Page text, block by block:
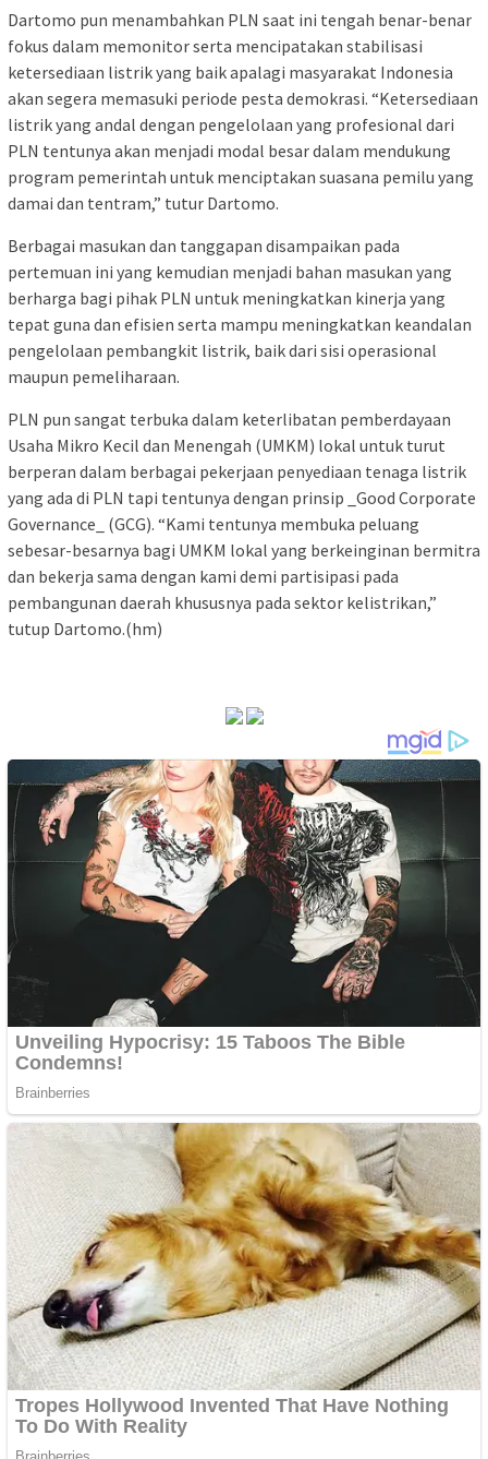
Dartomo pun menambahkan PLN saat ini tengah benar-benar
fokus dalam memonitor serta mencipatakan stabilisasi
ketersediaan listrik yang baik apalagi masyarakat Indonesia
akan segera memasuki periode pesta demokrasi. “Ketersediaan
listrik yang andal dengan pengelolaan yang profesional dari
PLN tentunya akan menjadi modal besar dalam mendukung
program pemerintah untuk menciptakan suasana pemilu yang
damai dan tentram,” tutur Dartomo.
Berbagai masukan dan tanggapan disampaikan pada
pertemuan ini yang kemudian menjadi bahan masukan yang
berharga bagi pihak PLN untuk meningkatkan kinerja yang
tepat guna dan efisien serta mampu meningkatkan keandalan
pengelolaan pembangkit listrik, baik dari sisi operasional
maupun pemeliharaan.
PLN pun sangat terbuka dalam keterlibatan pemberdayaan
Usaha Mikro Kecil dan Menengah (UMKM) lokal untuk turut
berperan dalam berbagai pekerjaan penyediaan tenaga listrik
yang ada di PLN tapi tentunya dengan prinsip _Good Corporate
Governance_ (GCG). “Kami tentunya membuka peluang
sebesar-besarnya bagi UMKM lokal yang berkeinginan bermitra
dan bekerja sama dengan kami demi partisipasi pada
pembangunan daerah khususnya pada sektor kelistrikan,”
tutup Dartomo.(hm)